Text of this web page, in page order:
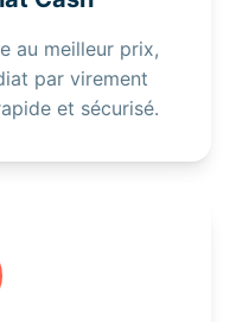
au meilleur prix,
par virement
et sécurisé.